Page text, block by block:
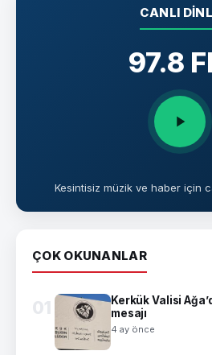
CANLI
97.8
Kesintisiz müzik ve haber için
ÇOK OKUNANLAR
01
Kerkük Valisi
mesajı
4 ay önce